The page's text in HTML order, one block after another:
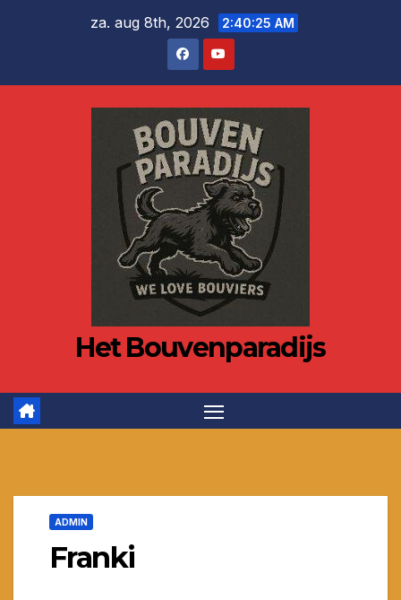
za. aug 8th, 2026 2:40:25 AM
Het Bouvenparadijs
ADMIN
Franki